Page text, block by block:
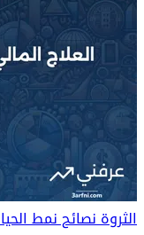
الثروةنصائح نمط